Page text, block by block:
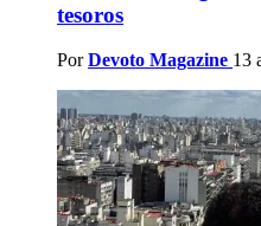
tesoros
Por Devoto Magazine 13